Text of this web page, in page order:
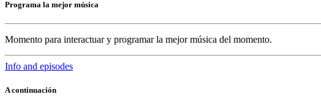
Programa la mejor música
Momento para interactuar y programar la mejor música del momento.
Info and episodes
A continuación